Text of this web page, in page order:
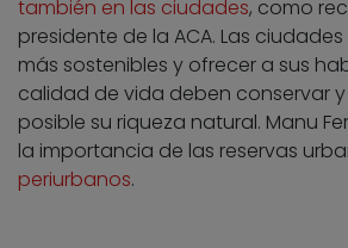
también en las ciudades, como
presidente de la ACA. Las
más sostenibles y ofrecer a sus
calidad de vida deben conservar
posible su riqueza natural. Manu
la importancia de las reservas
periurbanos.